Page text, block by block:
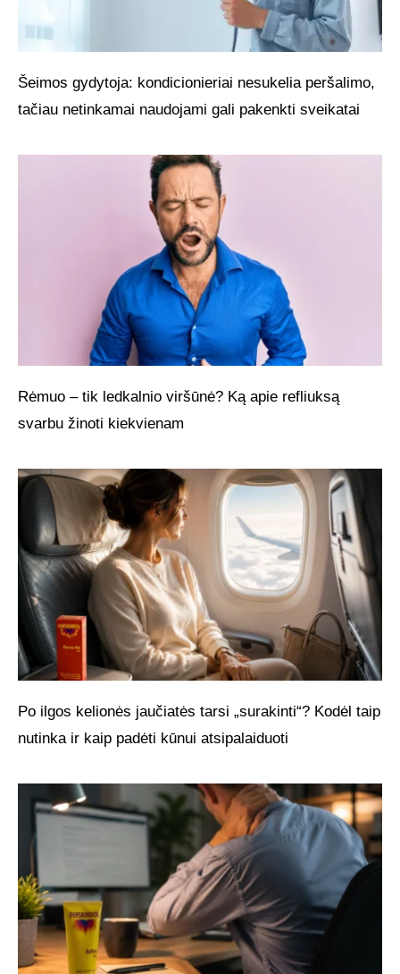
Šeimos gydytoja: kondicionieriai nesukelia peršalimo,
tačiau netinkamai naudojami gali pakenkti sveikatai
Rėmuo – tik ledkalnio viršūnė? Ką apie refliuksą
svarbu žinoti kiekvienam
Po ilgos kelionės jaučiatės tarsi „surakinti“? Kodėl taip
nutinka ir kaip padėti kūnui atsipalaiduoti